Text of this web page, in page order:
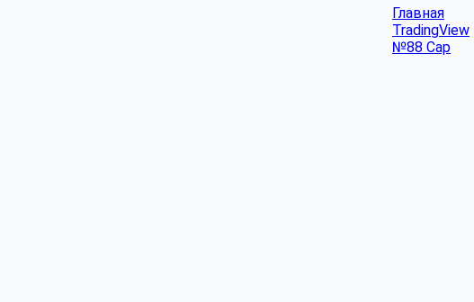
Главная
TradingView
№88 Cap